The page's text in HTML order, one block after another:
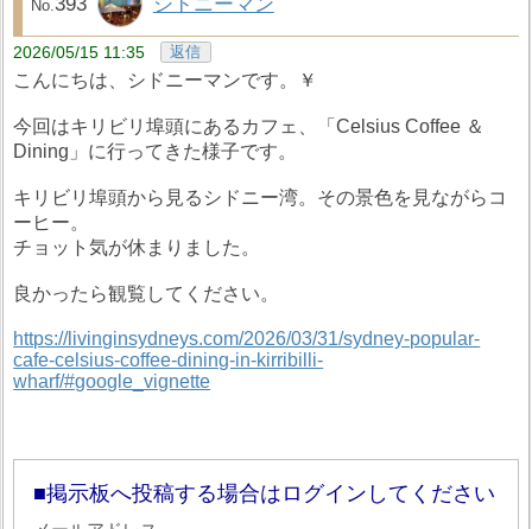
2026/05/15 11:35 返信
こんにちは、シドニーマンです。￥
今回はキリビリ埠頭にあるカフェ、「Celsius Coffee ＆
Dining」に行ってきた様子です。
キリビリ埠頭から見るシドニー湾。その景色を見ながらコ
ーヒー。
チョット気が休まりました。
良かったら観覧してください。
https://livinginsydneys.com/2026/03/31/sydney-popular-
cafe-celsius-coffee-dining-in-kirribilli-
wharf/#google_vignette
掲示板へ投稿する場合はログインしてください